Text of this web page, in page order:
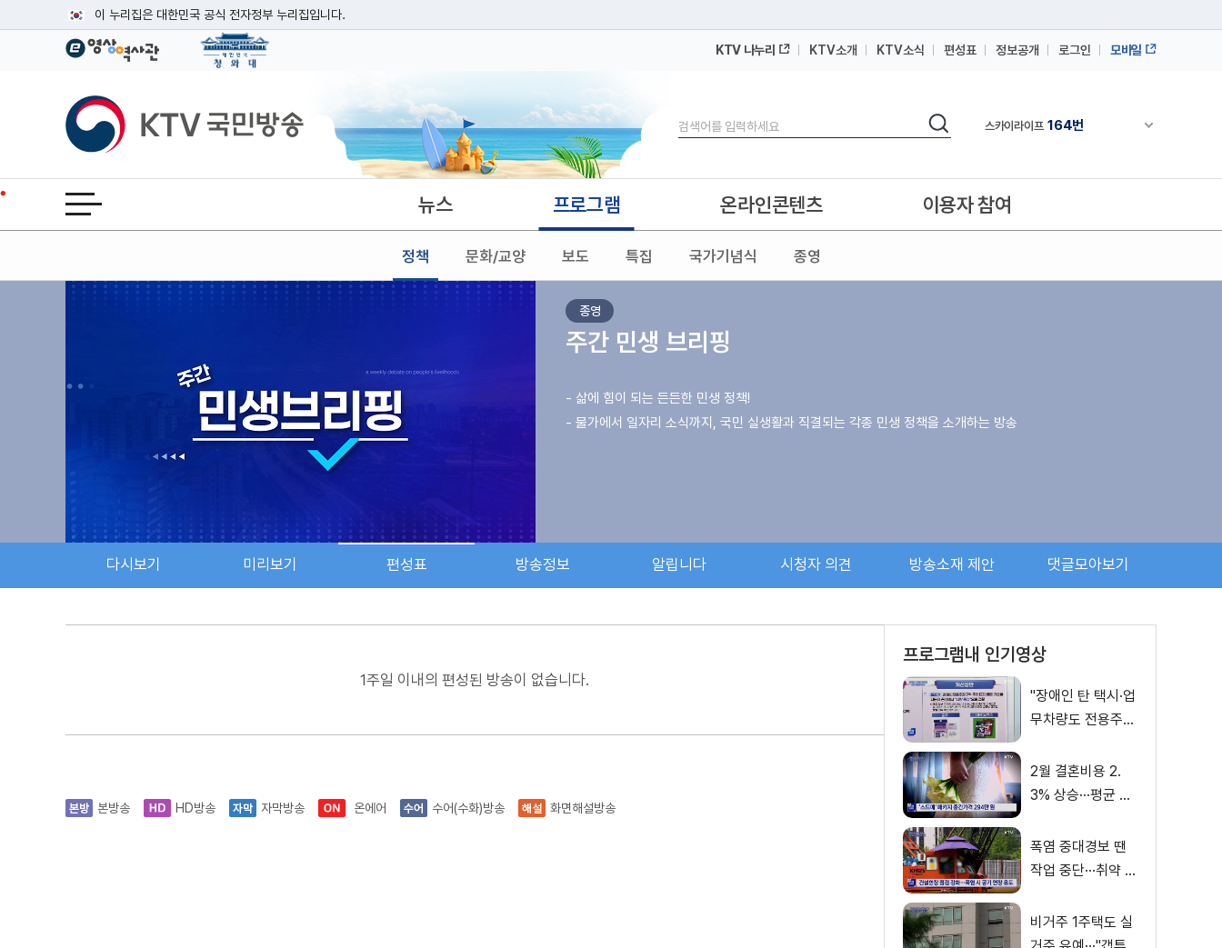
이 누리집은 대한민국 공식 전자정부 누리집입니다.
공식 누리집 주소 확인하기
이밖에 or.kr 또는 .kr등 다른 도메인 주소를 사용하고 있다면 아래 URL에서 도메인 주소를 확인해 보세요
운영중인 공식 누리집보기
KTV 나누리 KTV소개 KTV소식 편성표 정보공개 로그인 모바일
KTV국민방송
검색
검색 채널안내 펼쳐
스카이라이프 164번
스카이라이프 164번
스카이라이프
전체메뉴 열기 뉴스 프로그램
정책 문화/교양 보도 특집 국가기념식 종영
온라인콘텐츠 이용자 참여
종영
주간 민생 브리핑
- 삶에 힘이 되는 든든한 민생 정책!
- 물가에서 일자리 소식까지, 국민 실생활과 직결되는 각종 민생 정책을 소개하는 방송
다시보기 미리보기 편성표 방송정보 알립니다 시청자 의견 방송소재 제안 댓글모아보기
1주일 이내의 편성된 방송이 없습니다.
본방송 HD방송 자막방송 온에어 수어(수화)방송 화면해설방송
프로그램내 인기영상
"장애인 탄 택시·업
무차량도 전용주차
2월 결혼비용 2.
3% 상승···평균 2
폭염 중대경보 땐
작업 중단···취약 사
비거주 1주택도 실